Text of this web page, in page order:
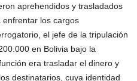
aprehendidos y trasladados
enfrentar los cargos
el jefe de la tripulación
en Bolivia bajo la
era trasladar el dinero y
destinatarios, cuya identidad